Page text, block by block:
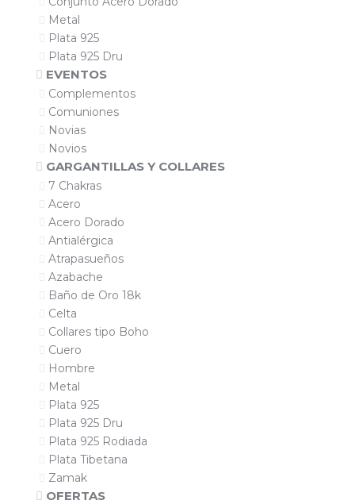
Metal
Plata 925
Plata 925 Dru
EVENTOS
Complementos
Comuniones
Novias
Novios
GARGANTILLAS Y COLLARES
7 Chakras
Acero
Acero Dorado
Antialérgica
Atrapasueños
Azabache
Baño de Oro 18k
Celta
Collares tipo Boho
Cuero
Hombre
Metal
Plata 925
Plata 925 Dru
Plata 925 Rodiada
Plata Tibetana
Zamak
OFERTAS